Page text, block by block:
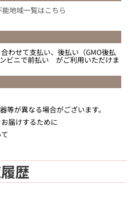
能地域一覧はこちら
わせて支払い、後払い（GMO後払
ビニで前払い がご利用いただけま
等が異なる場合がございます。
届けするために
歴